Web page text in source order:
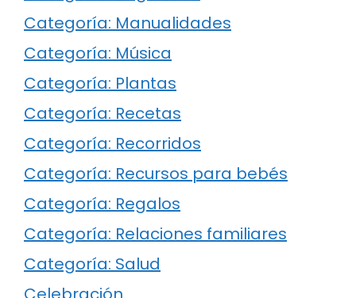
Categoría: Manualidades
Categoría: Música
Categoría: Plantas
Categoría: Recetas
Categoría: Recorridos
Categoría: Recursos para bebés
Categoría: Regalos
Categoría: Relaciones familiares
Categoría: Salud